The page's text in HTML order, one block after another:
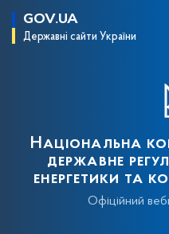
GOV.UA
Державні сайти України
Національна
державне
енергетики та
Офіційний